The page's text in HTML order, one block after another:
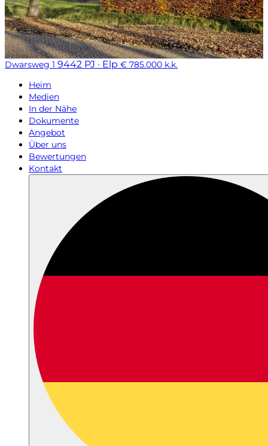
Dwarsweg 1 9442 PJ · Elp € 785.000 k.k.
Heim
Medien
In der Nähe
Dokumente
Angebot
Über uns
Bewertungen
Kontakt